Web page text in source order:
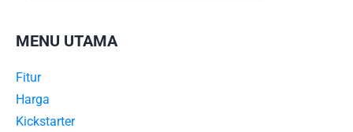
MENU UTAMA
Fitur
Harga
Kickstarter